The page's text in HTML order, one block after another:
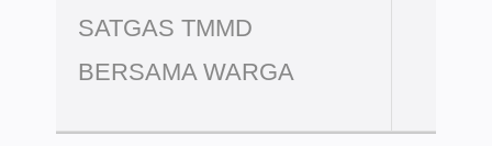
SATGAS TMMD
BERSAMA WARGA